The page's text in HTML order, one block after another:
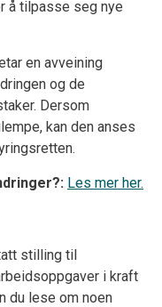
å tilpasse seg nye
en avveining
og de
Dersom
kan den anses
Les mer her.
stilling til
i kraft
du lese om noen